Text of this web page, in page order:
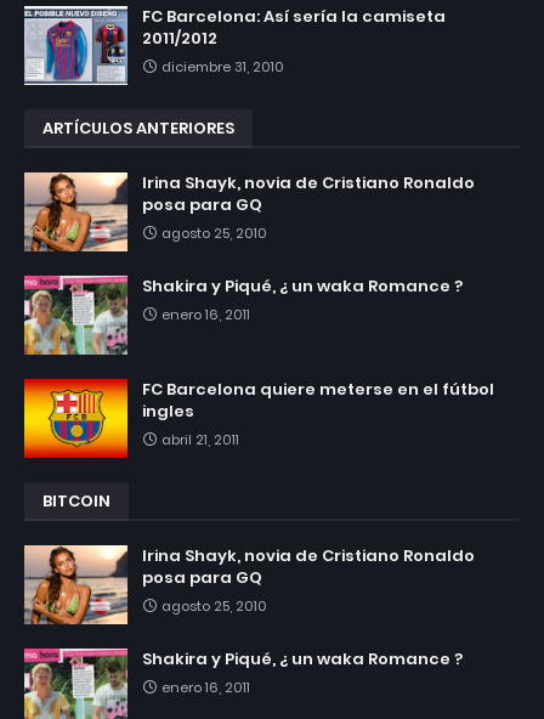
FC Barcelona: Así sería la camiseta
2011/2012
diciembre 31, 2010
ARTÍCULOS ANTERIORES
Irina Shayk, novia de Cristiano Ronaldo
posa para GQ
agosto 25, 2010
Shakira y Piqué, ¿ un waka Romance ?
enero 16, 2011
FC Barcelona quiere meterse en el fútbol
ingles
abril 21, 2011
BITCOIN
Irina Shayk, novia de Cristiano Ronaldo
posa para GQ
agosto 25, 2010
Shakira y Piqué, ¿ un waka Romance ?
enero 16, 2011